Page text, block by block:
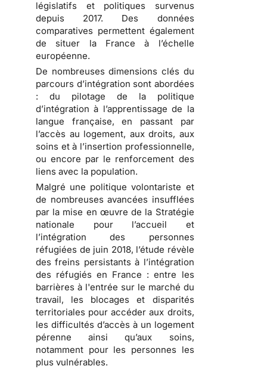
législatifs et politiques survenus
depuis 2017. Des données
comparatives permettent également
de situer la France à l’échelle
européenne.
De nombreuses dimensions clés du
parcours d’intégration sont abordées
: du pilotage de la politique
d’intégration à l’apprentissage de la
langue française, en passant par
l’accès au logement, aux droits, aux
soins et à l’insertion professionnelle,
ou encore par le renforcement des
liens avec la population.
Malgré une politique volontariste et
de nombreuses avancées insufflées
par la mise en œuvre de la Stratégie
nationale pour l’accueil et
l’intégration des personnes
réfugiées de juin 2018, l’étude révèle
des freins persistants à l’intégration
des réfugiés en France : entre les
barrières à l'entrée sur le marché du
travail, les blocages et disparités
territoriales pour accéder aux droits,
les difficultés d’accès à un logement
pérenne ainsi qu’aux soins,
notamment pour les personnes les
plus vulnérables.